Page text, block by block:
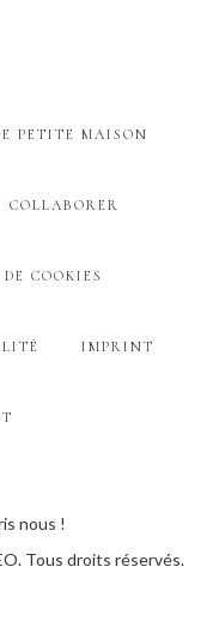
PETITE MAISON
COLLABORER
COOKIES
IMPRINT
nous !
. Tous droits réservés.